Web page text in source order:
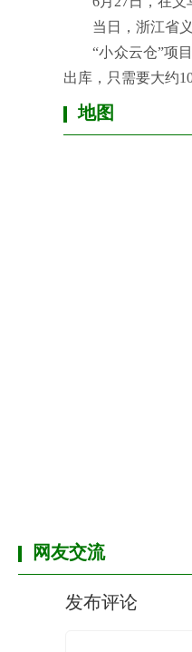
当日，浙江省
“小众云仓”项
出库，只需要大约
地图
网友交流
发布评论